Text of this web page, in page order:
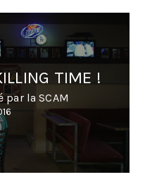
TIME !
la SCAM